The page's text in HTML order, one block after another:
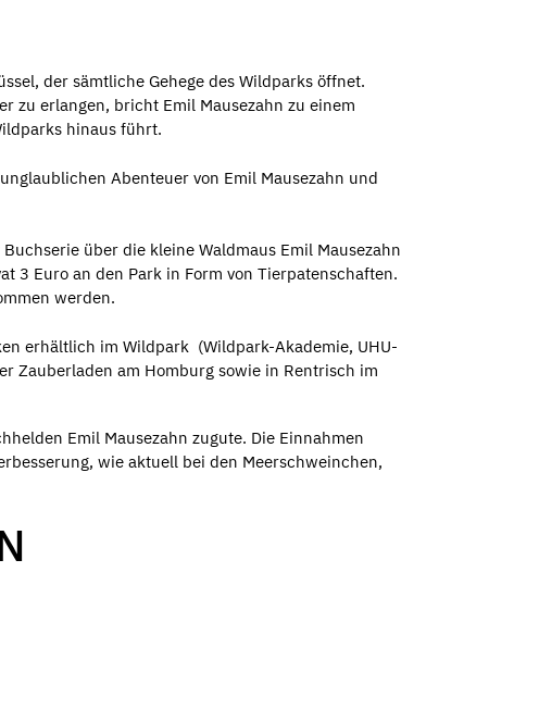
der sämtliche Gehege des Wildparks öffnet.
zu erlangen, bricht Emil Mausezahn zu einem
hinaus führt.
Abenteuer von Emil Mausezahn und
über die kleine Waldmaus Emil Mausezahn
3 Euro an den Park in Form von Tierpatenschaften.
werden.
erhältlich im Wildpark (Wildpark-Akademie, UHU-
Zauberladen am Homburg sowie in Rentrisch im
Emil Mausezahn zugute. Die Einnahmen
wie aktuell bei den Meerschweinchen,